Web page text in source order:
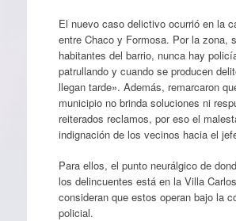
El nuevo caso delictivo ocurrió en la
entre Chaco y Formosa. Por la zona,
habitantes del barrio, nunca hay
patrullando y cuando se producen
llegan tarde». Además, remarcaron
municipio no brinda soluciones ni
reiterados reclamos, por eso el
indignación de los vecinos hacia el
Para ellos, el punto neurálgico de
los delincuentes está en la Villa
consideran que estos operan bajo la
policial.